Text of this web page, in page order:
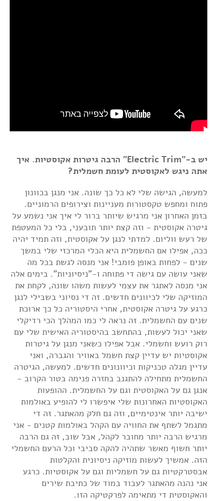
יש ב-"Electric Trim" הרבה גיטרות אקוסטיות. איך
אתה ניגש לאקוסטית לעומת חשמלית?
למעשה, הגישה שלי לא כל כך שונה. אני מנגן בכוונון
פתוח ומחפש טקסטורות מעניינות וצירופים הרמוניים.
בזמן האחרון אני מרגיש שיותר ברור לי איך אני נשמע על
גיטרה אקוסטית - וזה קצת יותר תובעני, בלי כל המעטפת
של רעש ווליום. למדתי לנגן על אקוסטית, וזה תמיד יהיה
ככה, אפילו אם החשמלית היא הכלי המרכזי שלי במשך
שנים - לפחות באופן פומבי! אני מנסה לגשת בכל מה
שאני עושה עם גישה די פתוחה ו-"ניסיוניות". בימים אלה
אני מנסה לאתגר את עצמי לעשות משהו שונה, לקחת את
המוזיקה שלי לכיוונים חדשים. זה די נסיוני בשבילי לנגן
כרגע על גיטרה אקוסטית, אחרי היסטוריה כל כך ארוכת
שנים עם החשמלית. זה נראה לי כמו המהלך הכי רדיקלי
שאני יכול לעשות, בהתחשב בהיסטוריה האישית שלי עם
רוק רועש וחשמלי. אבל אפילו כשאני מנגן על גיטרות
אקוסטיות יש עדיין קצת חשמל באוויר והגברה, ואני
עדיין מגלה טכניקות וכיוונונים חדשים. למעשה, הגיטרה
החשמלית מתחילה להתגנב בחזרה פנימה בטור הקרוב -
אנגן גם על האקוסטית וגם על החשמלית. ההופעות
האקוסטיות האחרונות שלי איפשרו לי להופיע באולמות
ישיבה יותר אינטימיים, וזה גם חלק מהאתגר. זה די
מתגמל לשתף את החוויה עם הקהל באולמות קטנים - אני
מרגיש הרבה יותר מחובר לקהל, אבל שוב, זה גם הרבה
יותר חשוף מאשר שתהיה להקה סביבי וכל הרעם החשמלי
הזה. אמשיך לעשות מוזיקה ניסיונית והקלטות
אבסטרקטיות גם על חשמליות וגם על אקוסטיות. כרגע
אני נהנה מהאתגר לעבוד במוד של כתיבת שירים
והאקוסטית די מתאימה לפרקטיקה הזו.